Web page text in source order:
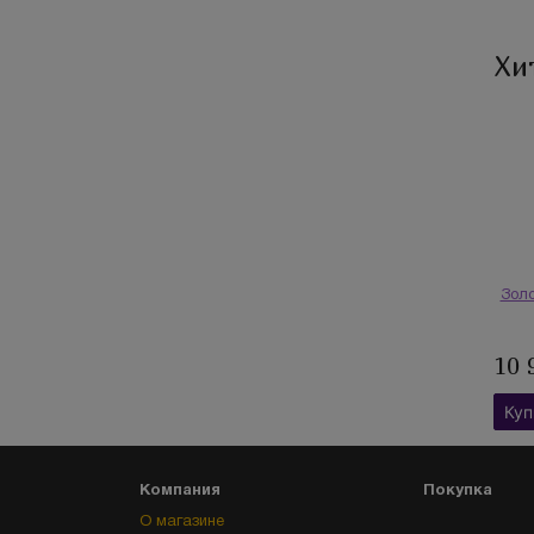
10
Компания
О магазине
Покупка